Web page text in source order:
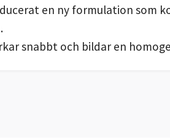
en ny formulation som
snabbt och bildar en